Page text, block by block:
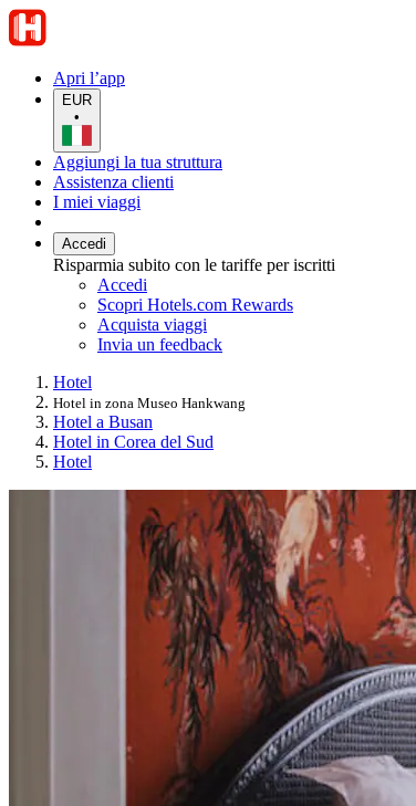
Apri l’app
EUR
•
Aggiungi la tua struttura
Assistenza clienti
I miei viaggi
Accedi
Risparmia subito con le tariffe per iscritti
Accedi
Scopri Hotels.com Rewards
Acquista viaggi
Invia un feedback
Hotel
Hotel in zona Museo Hankwang
Hotel a Busan
Hotel in Corea del Sud
Hotel